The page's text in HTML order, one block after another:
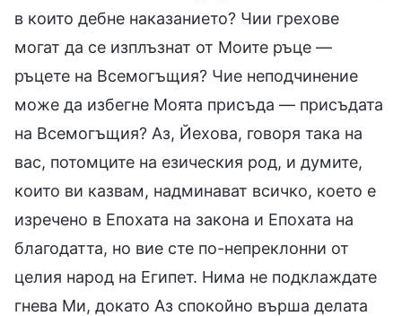
в които дебне наказанието? Чии грехове
могат да се изплъзнат от Моите ръце —
ръцете на Всемогъщия? Чие неподчинение
може да избегне Моята присъда — присъдата
на Всемогъщия? Аз, Йехова, говоря така на
вас, потомците на езическия род, и думите,
които ви казвам, надминават всичко, което е
изречено в Епохата на закона и Епохата на
благодатта, но вие сте по-непреклонни от
целия народ на Египет. Нима не подклаждате
гнева Ми, докато Аз спокойно върша делата